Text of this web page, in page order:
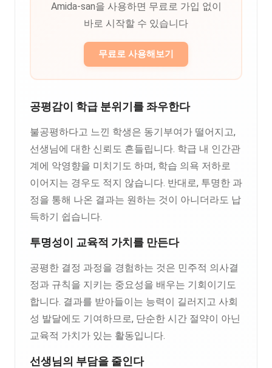
Amida-san을 사용하면 무료로 가입 없이
바로 시작할 수 있습니다
무료로 사용해보기
공평감이 학급 분위기를 좌우한다
불공평하다고 느낀 학생은 동기부여가 떨어지고,
선생님에 대한 신뢰도 흔들립니다. 학급 내 인간관
계에 악영향을 미치기도 하며, 학습 의욕 저하로
이어지는 경우도 적지 않습니다. 반대로, 투명한 과
정을 통해 나온 결과는 원하는 것이 아니더라도 납
득하기 쉽습니다.
투명성이 교육적 가치를 만든다
공평한 결정 과정을 경험하는 것은 민주적 의사결
정과 규칙을 지키는 중요성을 배우는 기회이기도
합니다. 결과를 받아들이는 능력이 길러지고 사회
성 발달에도 기여하므로, 단순한 시간 절약이 아닌
교육적 가치가 있는 활동입니다.
선생님의 부담을 줄인다